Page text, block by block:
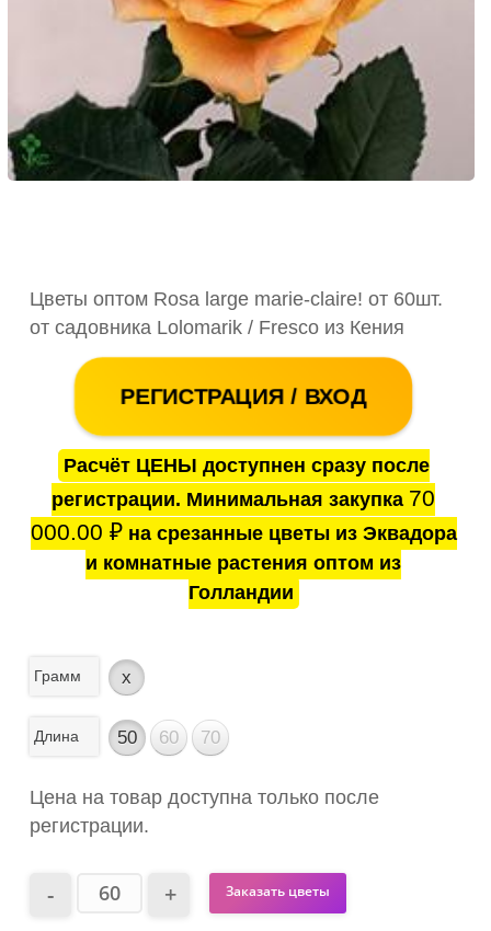
Цветы оптом Rosa large marie-claire! от 60шт.
от садовника Lolomarik / Fresco из Кения
РЕГИСТРАЦИЯ / ВХОД
Расчёт ЦЕНЫ доступнен сразу после
регистрации. Минимальная закупка 70
000.00 ₽на срезанные цветы из Эквадора
и комнатные растения оптом из
Голландии
Грамм x
Длина 50 60 70
Цена на товар доступна только после
регистрации.
Заказать цветы